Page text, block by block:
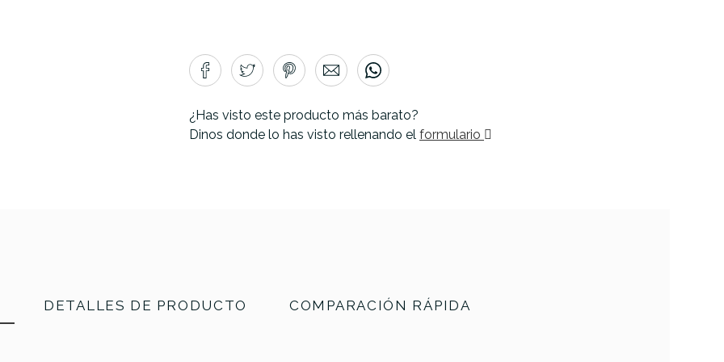
¿Has visto este producto más barato?
Dinos donde lo has visto rellenando el formulario
DETALLES DE PRODUCTO COMPARACIÓN RÁPIDA